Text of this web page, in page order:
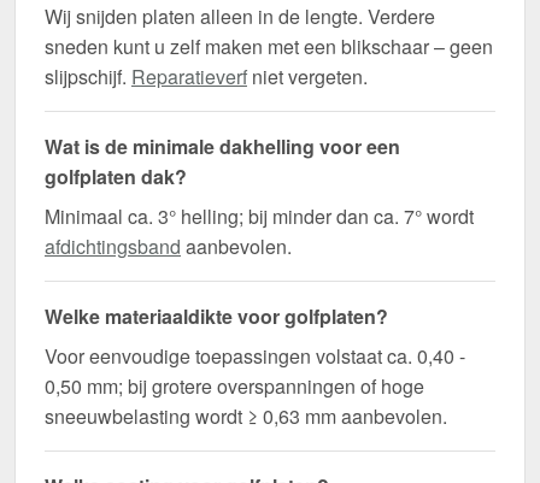
Wij snijden platen alleen in de lengte. Verdere
sneden kunt u zelf maken met een blikschaar – geen
slijpschijf. Reparatieverf niet vergeten.
Wat is de minimale dakhelling voor een
golfplaten dak?
Minimaal ca. 3° helling; bij minder dan ca. 7° wordt
afdichtingsband aanbevolen.
Welke materiaaldikte voor golfplaten?
Voor eenvoudige toepassingen volstaat ca. 0,40 -
0,50 mm; bij grotere overspanningen of hoge
sneeuwbelasting wordt ≥ 0,63 mm aanbevolen.